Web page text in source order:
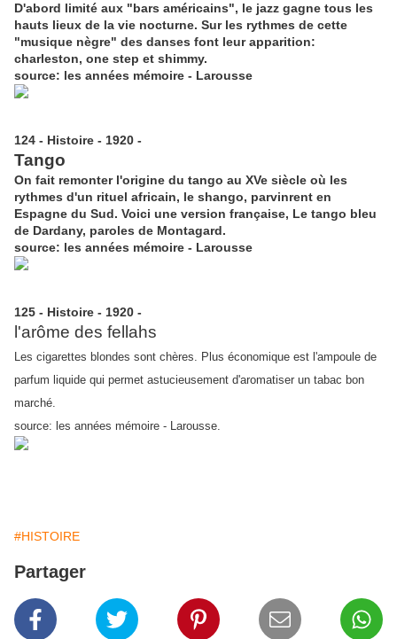
D'abord limité aux "bars américains", le jazz gagne tous les
hauts lieux de la vie nocturne. Sur les rythmes de cette
"musique nègre" des danses font leur apparition:
charleston, one step et shimmy.
source: les années mémoire - Larousse
124 - Histoire - 1920 -
Tango
On fait remonter l'origine du tango au XVe siècle où les
rythmes d'un rituel africain, le shango, parvinrent en
Espagne du Sud. Voici une version française, Le tango bleu
de Dardany, paroles de Montagard.
source: les années mémoire - Larousse
125 - Histoire - 1920 -
l'arôme des fellahs
Les cigarettes blondes sont chères. Plus économique est l'ampoule de
parfum liquide qui permet astucieusement d'aromatiser un tabac bon
marché.
source: les années mémoire - Larousse.
#HISTOIRE
Partager